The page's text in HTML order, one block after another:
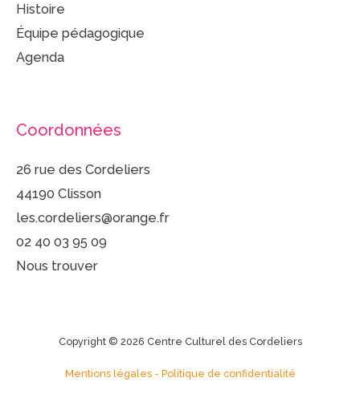
Histoire
Équipe pédagogique
Agenda
Coordonnées
26 rue des Cordeliers
44190 Clisson
les.cordeliers@orange.fr
02 40 03 95 09
Nous trouver
Copyright © 2026 Centre Culturel des Cordeliers
Mentions légales - Politique de confidentialité